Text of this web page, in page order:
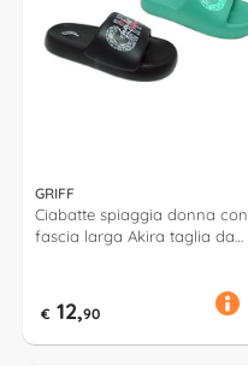
GRIFF
Ciabatte spiaggia donna con
fascia larga Akira taglia da
€ 12,90